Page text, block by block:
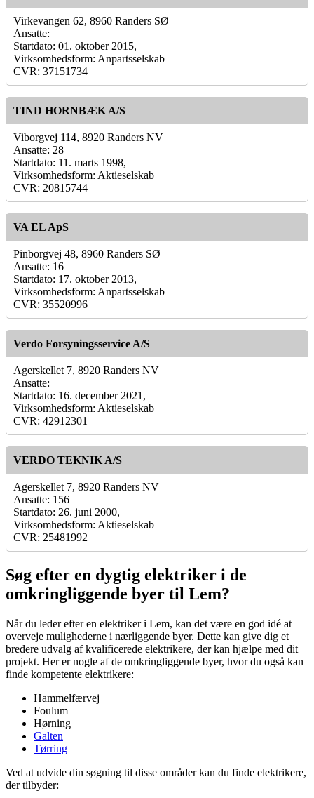
Virkevangen 62, 8960 Randers SØ
Ansatte:
Startdato: 01. oktober 2015,
Virksomhedsform: Anpartsselskab
CVR: 37151734
TIND HORNBÆK A/S
Viborgvej 114, 8920 Randers NV
Ansatte: 28
Startdato: 11. marts 1998,
Virksomhedsform: Aktieselskab
CVR: 20815744
VA EL ApS
Pinborgvej 48, 8960 Randers SØ
Ansatte: 16
Startdato: 17. oktober 2013,
Virksomhedsform: Anpartsselskab
CVR: 35520996
Verdo Forsyningsservice A/S
Agerskellet 7, 8920 Randers NV
Ansatte:
Startdato: 16. december 2021,
Virksomhedsform: Aktieselskab
CVR: 42912301
VERDO TEKNIK A/S
Agerskellet 7, 8920 Randers NV
Ansatte: 156
Startdato: 26. juni 2000,
Virksomhedsform: Aktieselskab
CVR: 25481992
Søg efter en dygtig elektriker i de
omkringliggende byer til Lem?
Når du leder efter en elektriker i Lem, kan det være en god idé at
overveje mulighederne i nærliggende byer. Dette kan give dig et
bredere udvalg af kvalificerede elektrikere, der kan hjælpe med dit
projekt. Her er nogle af de omkringliggende byer, hvor du også kan
finde kompetente elektrikere:
Hammelfærvej
Foulum
Hørning
Galten
Tørring
Ved at udvide din søgning til disse områder kan du finde elektrikere,
der tilbyder: